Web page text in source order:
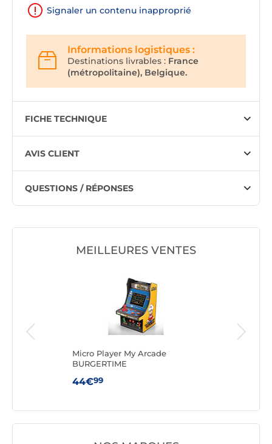
Signaler un contenu inapproprié
Informations logistiques :
Destinations livrables : France
(métropolitaine), Belgique.
FICHE TECHNIQUE
AVIS CLIENT
QUESTIONS / RÉPONSES
MEILLEURES VENTES
Micro Player My Arcade
BURGERTIME
44€99